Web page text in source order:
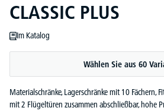
CLASSIC PLUS
Im Katalog
Wählen Sie aus 60
Materialschränke, Lagerschränke mit 10 Fächern,
mit 2 Flügeltüren zusammen abschließbar, hohe